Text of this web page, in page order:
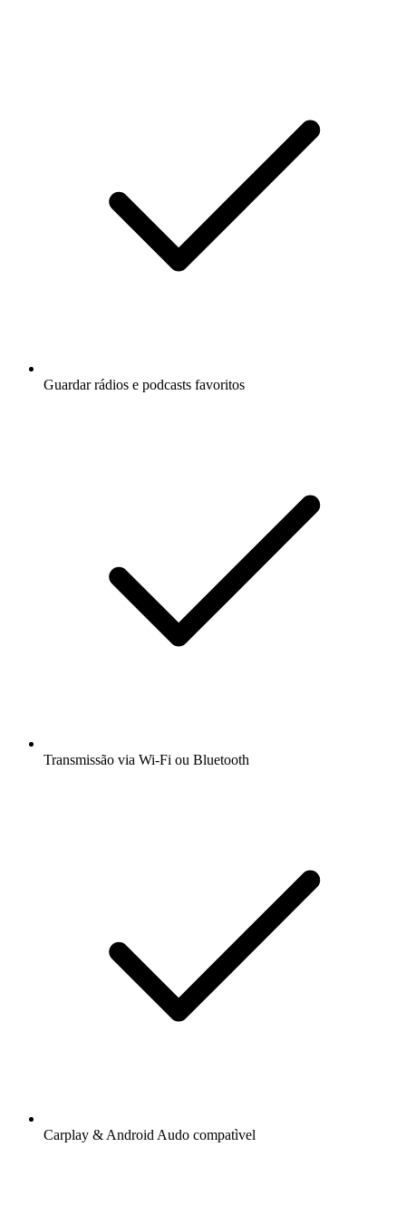
Guardar rádios e podcasts favoritos
Transmissão via Wi-Fi ou Bluetooth
Carplay & Android Audo compatìvel